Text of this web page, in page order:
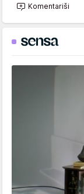
Komentariši